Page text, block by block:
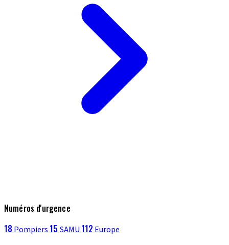
Numéros d'urgence
18 Pompiers 15 SAMU 112 Europe